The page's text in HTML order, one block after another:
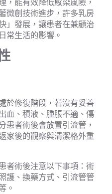
，能有效降低感染風險，
微創技術進步，許多乳房
」發展，讓患者在兼顧治
常生活的影響。
於修復階段，若沒有妥善
血、積液、腫脹不適、傷
患者術後會放置引流管，
家後的觀察與清潔格外重
者術後注意以下事項：術
護、換藥方式、引流管管
。